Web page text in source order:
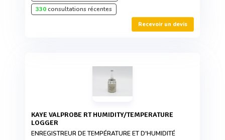
330consultations récentes
Recevoir un devis
KAYE VALPROBE RT HUMIDITY/TEMPERATURE
LOGGER
ENREGISTREUR DE TEMPÉRATURE ET D'HUMIDITÉ